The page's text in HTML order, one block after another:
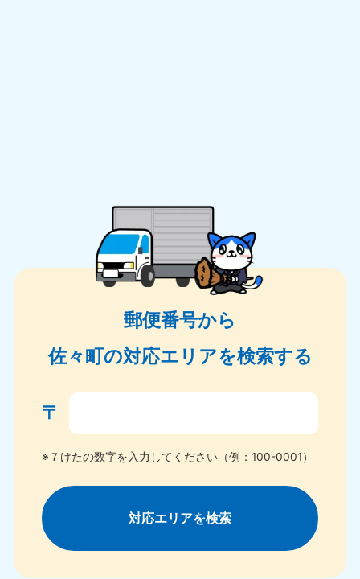
郵便番号から
佐々町の対応エリアを検索する
〒
※７けたの数字を入力してください（例：100-0001）
対応エリアを検索